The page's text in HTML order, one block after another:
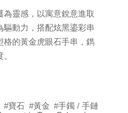
為靈感，以寓意銳意進取
驅動力，搭配炫黑鎏彩串
格的黃金虎眼石手串，鐫
#寶石 #黃金 #手鐲 / 手鏈